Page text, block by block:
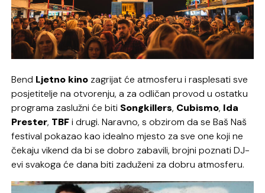
Bend Ljetno kino zagrijat će atmosferu i rasplesati sve
posjetitelje na otvorenju, a za odličan provod u ostatku
programa zaslužni će biti Songkillers, Cubismo, Ida
Prester, TBFi drugi. Naravno, s obzirom da se Baš Naš
festival pokazao kao idealno mjesto za sve one koji ne
čekaju vikend da bi se dobro zabavili, brojni poznati DJ-
evi svakoga će dana biti zaduženi za dobru atmosferu.